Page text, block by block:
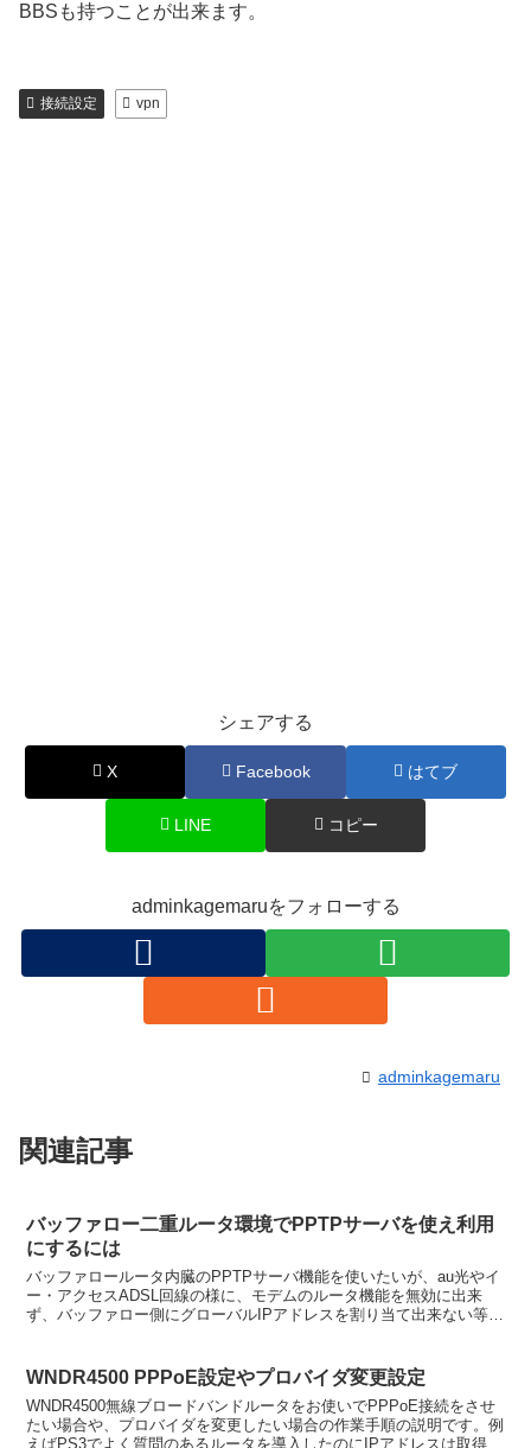
BBSも持つことが出来ます。
接続設定 vpn
シェアする
X Facebook はてブ
LINE コピー
adminkagemaruをフォローする
adminkagemaru
関連記事
バッファロー二重ルータ環境でPPTPサーバを使え利用
にするには
バッファロールータ内臓のPPTPサーバ機能を使いたいが、au光やイ
ー・アクセスADSL回線の様に、モデムのルータ機能を無効に出来
ず、バッファロー側にグローバルIPアドレスを割り当て出来ない等の
WNDR4500 PPPoE設定やプロバイダ変更設定
WNDR4500無線ブロードバンドルータをお使いでPPPoE接続をさせ
たい場合や、プロバイダを変更したい場合の作業手順の説明です。例
えばPS3でよく質問のあるルータを導入したのにIPアドレスは取得成